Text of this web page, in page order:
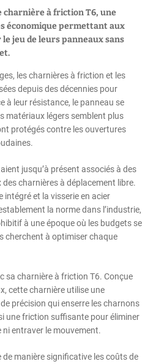
charnière à friction T6, une
économique permettant aux
jeu de leurs panneaux sans
les charnières à friction et les
depuis des décennies pour
à leur résistance, le panneau se
matériaux légers semblent plus
protégés contre les ouvertures
jusqu’à présent associés à des
des charnières à déplacement libre.
intégré et la visserie en acier
la norme dans l’industrie,
à une époque où les budgets se
cherchent à optimiser chaque
sa charnière à friction T6. Conçue
cette charnière utilise une
précision qui enserre les charnons
une friction suffisante pour éliminer
ni entraver le mouvement.
de manière significative les coûts de